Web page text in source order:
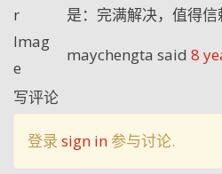
是：完满解决，值得信
maychengta said 8
写评论
登录 sign in 参与讨论.